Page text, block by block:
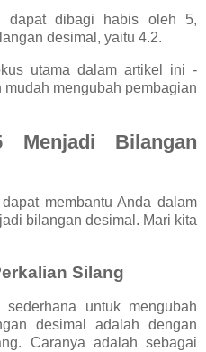
dapat dibagi habis oleh 5,
desimal, yaitu 4.2.
utama dalam artikel ini -
mengubah pembagian
Menjadi Bilangan
membantu Anda dalam
bilangan desimal. Mari kita
Silang
untuk mengubah
desimal adalah dengan
Caranya adalah sebagai